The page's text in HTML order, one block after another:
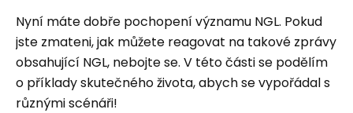
Nyní máte dobře pochopení významu NGL. Pokud
jste zmateni, jak můžete reagovat na takové zprávy
obsahující NGL, nebojte se. V této části se podělím
o příklady skutečného života, abych se vypořádal s
různými scénáři!